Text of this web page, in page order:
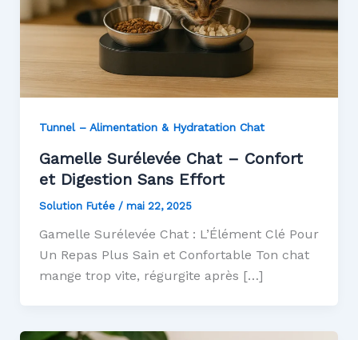
Tunnel – Alimentation & Hydratation Chat
Gamelle Surélevée Chat – Confort
et Digestion Sans Effort
Solution Futée / mai 22, 2025
Gamelle Surélevée Chat : L’Élément Clé Pour
Un Repas Plus Sain et Confortable Ton chat
mange trop vite, régurgite après […]